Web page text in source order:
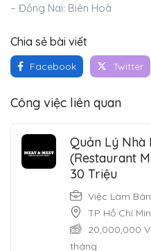
– Đồng Nai: Biên Hoà
Chia sẻ bài viết
Facebook Twitter
Công việc liên quan
Quản Lý Nhà
(Restaurant
30 Triệu
Việc Làm
TP Hồ Chí
20,000,000
tháng